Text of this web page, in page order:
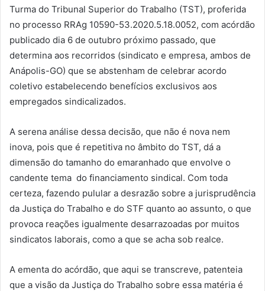
Turma do Tribunal Superior do Trabalho (TST), proferida
no processo RRAg 10590-53.2020.5.18.0052, com acórdão
publicado dia 6 de outubro próximo passado, que
determina aos recorridos (sindicato e empresa, ambos de
Anápolis-GO) que se abstenham de celebrar acordo
coletivo estabelecendo benefícios exclusivos aos
empregados sindicalizados.
A serena análise dessa decisão, que não é nova nem
inova, pois que é repetitiva no âmbito do TST, dá a
dimensão do tamanho do emaranhado que envolve o
candente tema do financiamento sindical. Com toda
certeza, fazendo pulular a desrazão sobre a jurisprudência
da Justiça do Trabalho e do STF quanto ao assunto, o que
provoca reações igualmente desarrazoadas por muitos
sindicatos laborais, como a que se acha sob realce.
A ementa do acórdão, que aqui se transcreve, patenteia
que a visão da Justiça do Trabalho sobre essa matéria é